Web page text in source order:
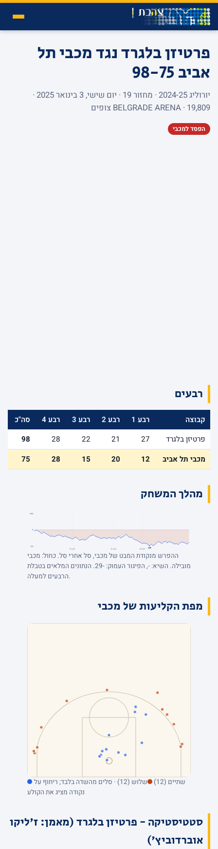
פרטיזן בלגרד נגד מכבי תל
אביב98-75
יורוליג 2024-25 · מחזור 19 · יום שישי, 3 בינואר 2025 ·
BELGRADE ARENA · 19,809 צופים
הפסד למכבי
רבעים
קבוצה רבע 1 רבע 2 רבע 3 רבע 4
סה"כ
פרטיזן בלגרד
27
21
22
28
98
מכבי תל אביב
12
20
15
28
75
מהלך המשחק
+30
0
-30 -29 רבע 2 רבע 3 רבע 4
ההפרש מנקודת המבט של מכבי, סל אחרי סל. כחול: מכבי
מובילה. השיא: -, הפיגור העמוק: -29. הנתונים המלאים בטבלת
הרבעים למעלה.
מפת הקליעות של מכבי
שתיים (12)
שלוש (12) · סלים מהשדה בלבד; ריחוף על
נקודה מציג את הקולע
סטטיסטיקה - פרטיזן בלגרד (מאמן: ז'ליקו
אוברדוביץ')